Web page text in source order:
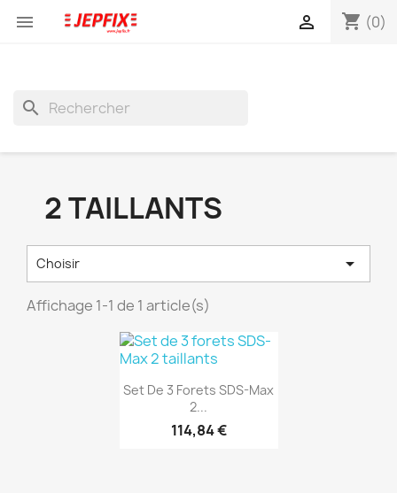
 shopping_cart (0)

search
2 TAILLANTS
Choisir 
Affichage 1-1 de 1 article(s)
Aperçu rapide
Set De 3 Forets SDS-Max
2...
114,84 €